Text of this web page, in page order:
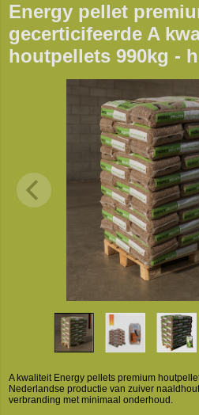
Energy pellet
gecerticifeerde A
houtpellets 990kg -
A kwaliteit Energy pellets premium
Nederlandse productie van zuiver
verbranding met minimaal onderhoud.